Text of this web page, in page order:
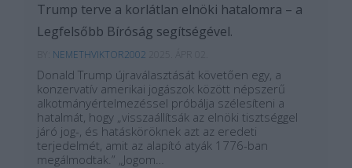
Trump terve a korlátlan elnöki hatalomra – a
Legfelsőbb Bíróság segítségével.
NEMETHVIKTOR2002
Donald Trump újraválasztását követően egy, a
konzervatív amerikai jogászok között népszerű
alkotmányértelmezéssel próbálja szélesíteni a
hatalmát, hogy „visszaállítsák az elnöki tisztséggel
járó jog-, és hatásköröknek azt az eredeti
terjedelmét, amit az alapító atyák 1776-ban
megálmodtak.” „Jogom…